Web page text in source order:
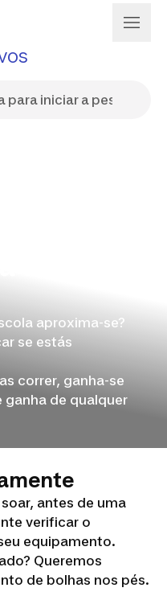
mato da
aproxima-se?
se estás
correr, ganha-se
ganha de qualquer
antes de uma
verificar o
equipamento.
Queremos
de bolhas nos pés.